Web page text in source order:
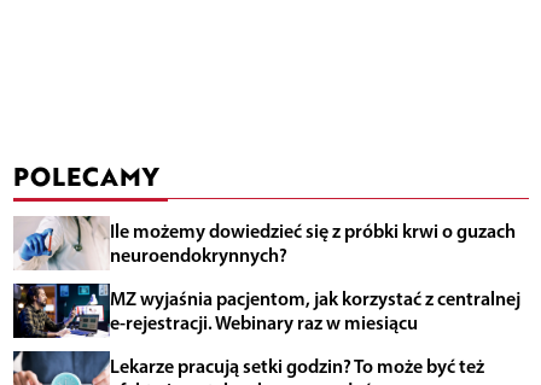
POLECAMY
Ile możemy dowiedzieć się z próbki krwi o guzach
neuroendokrynnych?
MZ wyjaśnia pacjentom, jak korzystać z centralnej
e-rejestracji. Webinary raz w miesiącu
Lekarze pracują setki godzin? To może być też